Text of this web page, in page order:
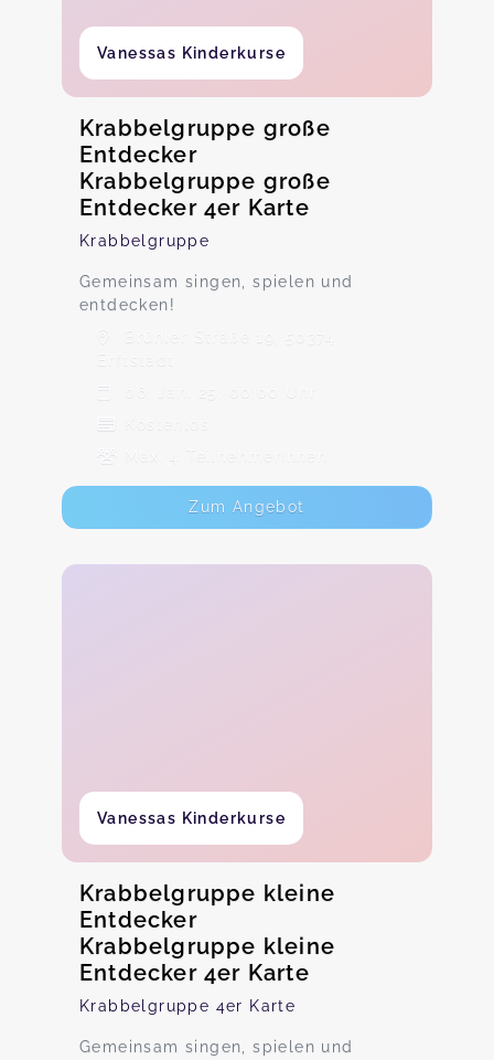
Vanessas Kinderkurse
Krabbelgruppe große
Entdecker
Krabbelgruppe große
Entdecker 4er Karte
Krabbelgruppe
Gemeinsam singen, spielen und
entdecken!
Brühler Straße 19, 50374
Erftstadt
06. Jan. 25, 00:00 Uhr
Max. 4 TeilnehmerInnen
Zum Angebot
Vanessas Kinderkurse
Krabbelgruppe kleine
Entdecker
Krabbelgruppe kleine
Entdecker 4er Karte
Krabbelgruppe 4er Karte
Gemeinsam singen, spielen und